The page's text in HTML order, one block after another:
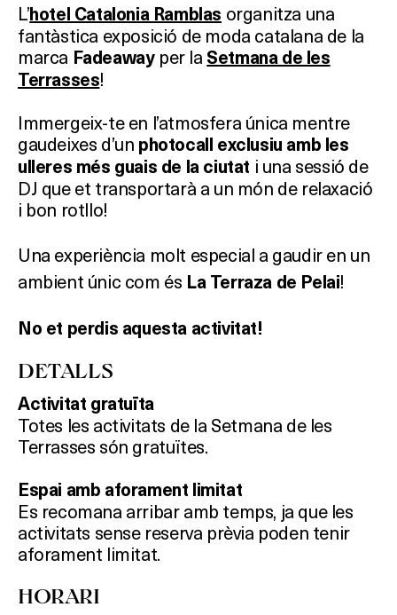
L’hotel Catalonia Ramblas organitza una
fantàstica exposició de moda catalana de la
marca Fadeawayper la Setmana de les
Terrasses!
Immergeix-te en l’atmosfera única mentre
gaudeixes d’un photocall exclusiu amb les
ulleres més guais de la ciutat i una sessió de
DJ que et transportarà a un món de relaxació
i bon rotllo!
Una experiència molt especial a gaudir en un
ambient únic com és La Terraza de Pelai!
No et perdis aquesta activitat!
DETALLS
Activitat gratuïta
Totes les activitats de la Setmana de les
Terrasses són gratuïtes.
Espai amb aforament limitat
Es recomana arribar amb temps, ja que les
activitats sense reserva prèvia poden tenir
aforament limitat.
HORARI